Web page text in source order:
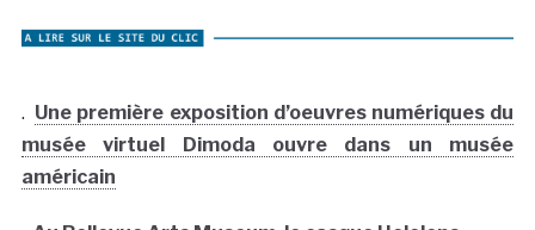
. Une première exposition d’oeuvres numériques du
musée virtuel Dimoda ouvre dans un musée
américain